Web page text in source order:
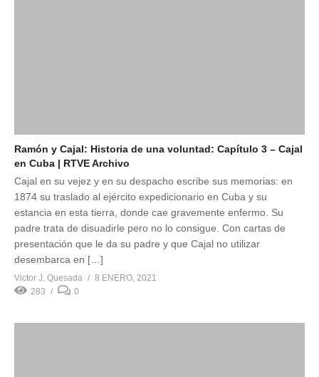
Ramón y Cajal: Historia de una voluntad: Capítulo 3 – Cajal
en Cuba | RTVE Archivo
Cajal en su vejez y en su despacho escribe sus memorias: en
1874 su traslado al ejército expedicionario en Cuba y su
estancia en esta tierra, donde cae gravemente enfermo. Su
padre trata de disuadirle pero no lo consigue. Con cartas de
presentación que le da su padre y que Cajal no utilizar
desembarca en […]
Victor J. Quesada
8 ENERO, 2021
283
0